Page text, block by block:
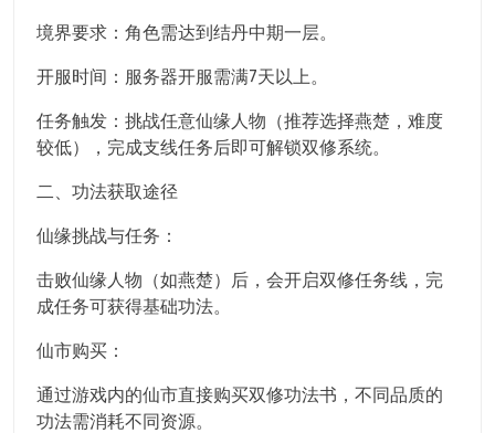
境界要求：角色需达到结丹中期一层。
开服时间：服务器开服需满7天以上。
任务触发：挑战任意仙缘人物（推荐选择燕楚，难度
较低），完成支线任务后即可解锁双修系统。
二、功法获取途径
仙缘挑战与任务：
击败仙缘人物（如燕楚）后，会开启双修任务线，完
成任务可获得基础功法。
仙市购买：
通过游戏内的仙市直接购买双修功法书，不同品质的
功法需消耗不同资源。